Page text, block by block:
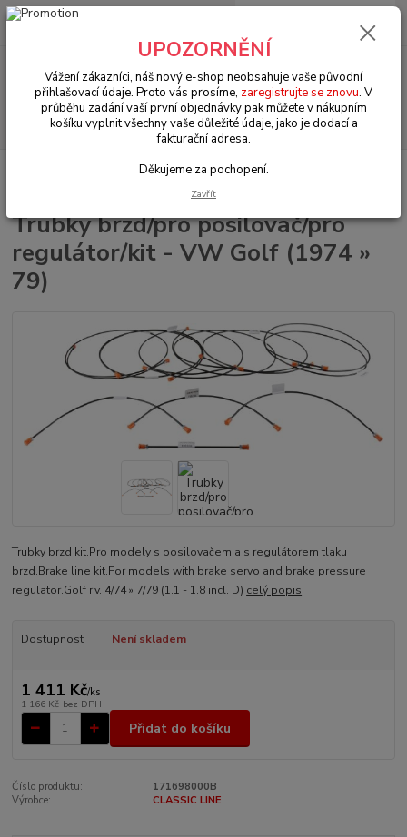
Menu
Hledat
+420 602 330 329
0 Kč
VW LT/Golf/Jetta/Scirocco (1974 » 95) Brzdy (Brakes)
Trubky brzd/pro posilovač/pro
regulátor/kit - VW Golf (1974 »
79)
Trubky brzd kit.Pro modely s posilovačem a s regulátorem tlaku
brzd.Brake line kit.For models with brake servo and brake pressure
regulator.Golf r.v. 4/74 » 7/79 (1.1 - 1.8 incl. D) celý popis
Dostupnost Není skladem
1 411 Kč/ks
1 166 Kč bez DPH
Přidat do košíku
Číslo produktu:
171698000B
Výrobce:
CLASSIC LINE
UPOZORNĚNÍ
Vážení zákazníci, náš nový e-shop neobsahuje vaše původní
přihlašovací údaje. Proto vás prosíme, zaregistrujte se znovu. V
průběhu zadání vaší první objednávky pak můžete v nákupním
košíku vyplnit všechny vaše důležité údaje, jako je dodací a
fakturační adresa.
Děkujeme za pochopení.
Zavřít